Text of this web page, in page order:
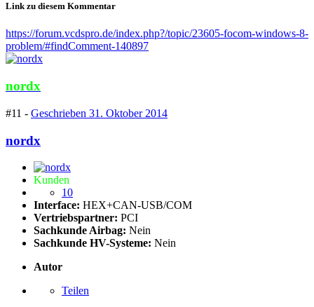
Link zu diesem Kommentar
https://forum.vcdspro.de/index.php?/topic/23605-focom-windows-8-
problem/#findComment-140897
nordx
#11 - Geschrieben 31. Oktober 2014
nordx
Kunden
10
Interface: HEX+CAN-USB/COM
Vertriebspartner: PCI
Sachkunde Airbag: Nein
Sachkunde HV-Systeme: Nein
Autor
Teilen